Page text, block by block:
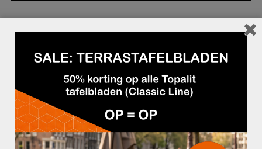
Beschrijving
Reserveertafel van beukenhout in notenkleur
Afmetingen:
LxBxD: 45x48x40 cm
Hoogte: 120 cm